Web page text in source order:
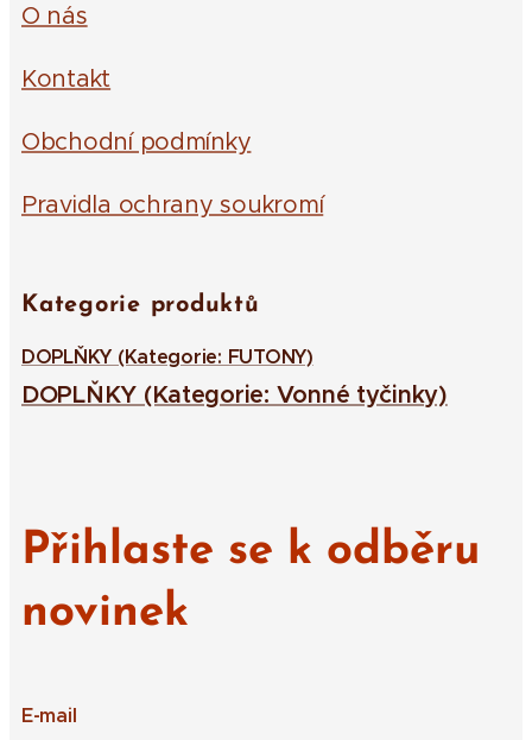
O nás
Kontakt
Obchodní podmínky
Pravidla ochrany soukromí
Kategorie produktů
DOPLŇKY (Kategorie: FUTONY)
DOPLŇKY (Kategorie: Vonné tyčinky)
Přihlaste se k odběru
novinek
E-mail